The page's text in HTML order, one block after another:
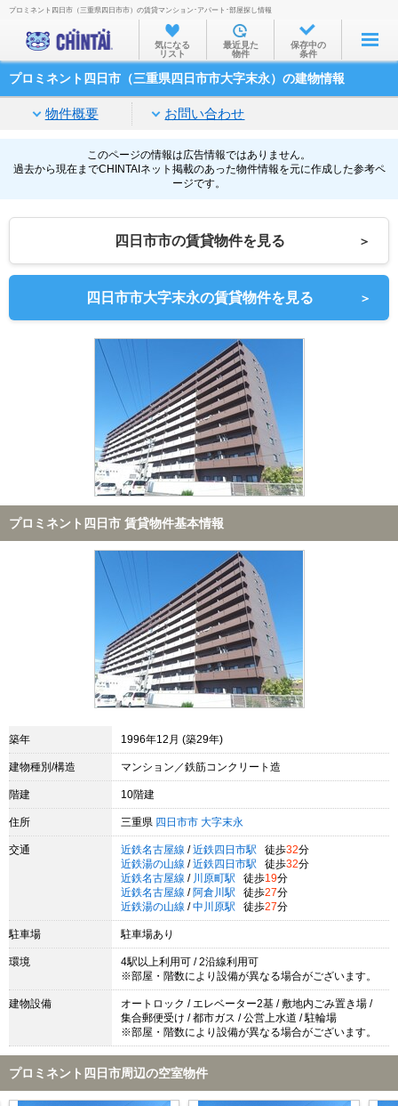
お部屋を探す
沿線・駅から
家賃相場から
通勤通学時間から
物件特集から
不動産会社から
TOP
プロミネント四日市（三重県四日市市）の賃貸マンション･アパート･部屋探し情報
気になる
リスト
最近見た
物件
保存中の
条件
プロミネント四日市（三重県四日市市大字末永）の建物情報
物件概要 お問い合わせ
このページの情報は広告情報ではありません。
過去から現在までCHINTAIネット掲載のあった物件情報を元に作成した参考ペ
ージです。
四日市市の賃貸物件を見る ＞
四日市市大字末永の賃貸物件を見る ＞
プロミネント四日市 賃貸物件基本情報
築年 1996年12月 (築29年)
建物種別/構造 マンション／鉄筋コンクリート造
階建 10階建
住所 三重県 四日市市 大字末永
交通 近鉄名古屋線 / 近鉄四日市駅 徒歩32分
近鉄湯の山線 / 近鉄四日市駅 徒歩32分
近鉄名古屋線 / 川原町駅 徒歩19分
近鉄名古屋線 / 阿倉川駅 徒歩27分
近鉄湯の山線 / 中川原駅 徒歩27分
駐車場 駐車場あり
環境
4駅以上利用可 / 2沿線利用可
※部屋・階数により設備が異なる場合がございます。
建物設備
オートロック / エレベーター2基 / 敷地内ごみ置き場 /
集合郵便受け / 都市ガス / 公営上水道 / 駐輪場
※部屋・階数により設備が異なる場合がございます。
プロミネント四日市周辺の空室物件